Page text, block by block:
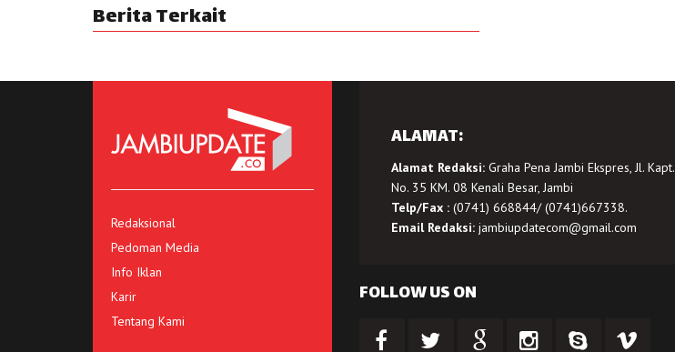
Berita Terkait
Redaksional
Pedoman Media
Info Iklan
Karir
Tentang Kami
ALAMAT:
Alamat Redaksi:Graha Pena Jambi Ekspres, Jl.
No. 35 KM. 08 Kenali Besar, Jambi
Telp/Fax :(0741) 668844/ (0741)667338.
Email Redaksi: jambiupdatecom@gmail.com
FOLLOW US ON